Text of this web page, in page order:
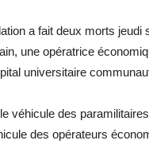
a fait deux morts
une opératrice
universitaire
le véhicule des
des opérateurs